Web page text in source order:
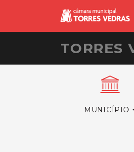
TORRES
MUNICÍPIO